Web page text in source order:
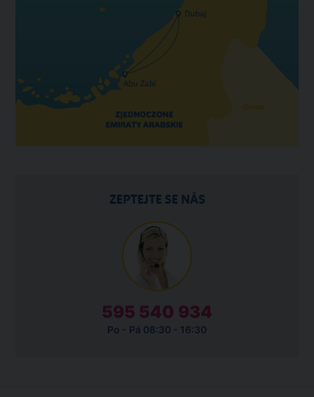
ZEPTEJTE SE NÁS
595 540 934
Po - Pá 08:30 - 16:30